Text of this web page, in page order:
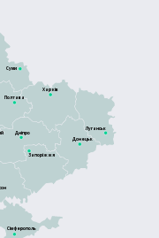
Сімферополь
Дніпро
Харків
Полтава
Суми
Запоріжжя
Донецьк
Луганськ